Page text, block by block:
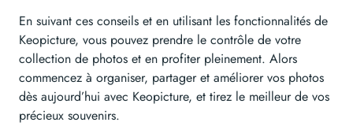
En suivant ces conseils et en utilisant les fonctionnalités de
Keopicture, vous pouvez prendre le contrôle de votre
collection de photos et en profiter pleinement. Alors
commencez à organiser, partager et améliorer vos photos
dès aujourd’hui avec Keopicture, et tirez le meilleur de vos
précieux souvenirs.